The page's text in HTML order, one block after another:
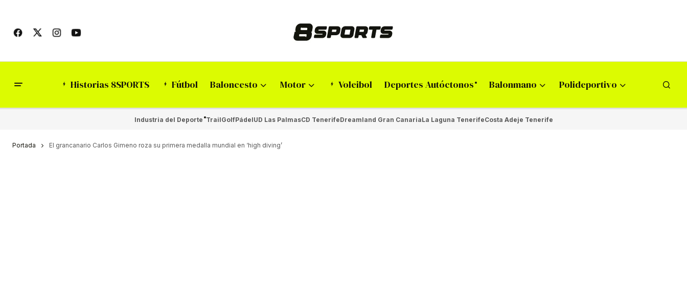
Historias 8SPORTS Fútbol Baloncesto Motor Voleibol Deportes Autóctonos Balonmano Polideportivo
Industria del Deporte TrailGolfPádelUD Las PalmasCD TenerifeDreamland Gran CanariaLa Laguna TenerifeCosta Adeje Tenerife
Portada El grancanario Carlos Gimeno roza su primera medalla mundial en ‘high diving’